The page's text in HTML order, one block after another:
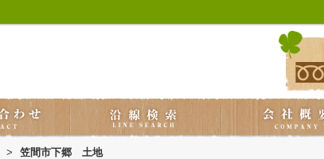
> 笠間市下郷 土地